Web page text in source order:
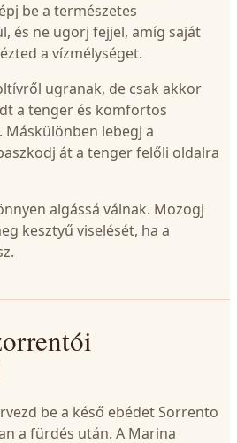
be a természetes
és ne ugorj fejjel, amíg saját
a vízmélységet.
ugranak, de csak akkor
a tenger és komfortos
Máskülönben lebegj a
át a tenger felőli oldalra
algássá válnak. Mozogj
kesztyű viselését, ha a
be a késő ebédet Sorrento
a fürdés után. A Marina